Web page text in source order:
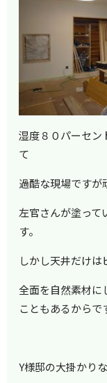
湿度８０パーセン
て
過酷な現場ですが
左官さんが塗って
す。
しかし天井だけは
全面を自然素材に
こともあるからで
Y様邸の大掛かり